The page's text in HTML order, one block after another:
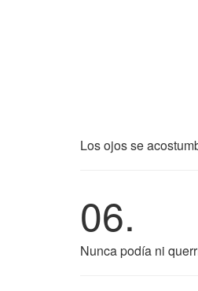
Los ojos se
06.
Nunca podía ni